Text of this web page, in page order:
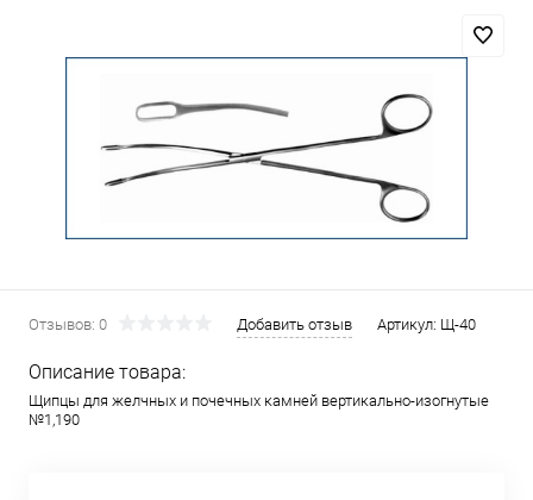
Отзывов: 0 Добавить отзыв Артикул: Щ-40
Описание товара:
Щипцы для желчных и почечных камней вертикально-изогнутые
№1,190